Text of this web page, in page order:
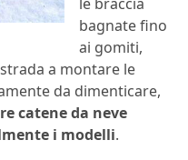
bagnate fino
ai gomiti,
a montare le
da dimenticare,
catene da neve
i modelli.